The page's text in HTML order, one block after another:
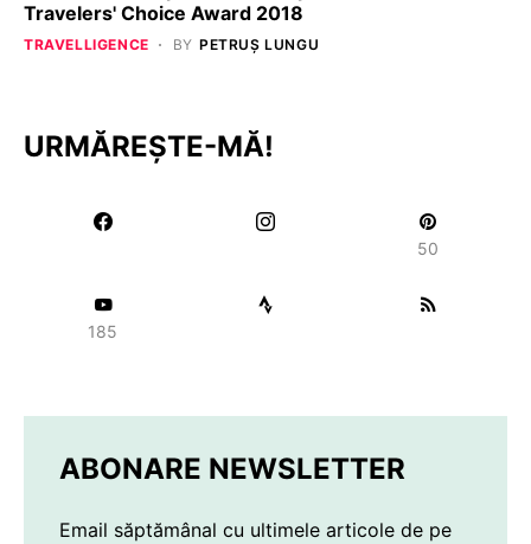
Travelers' Choice Award 2018
TRAVELLIGENCE BY PETRUȘ LUNGU
URMĂREȘTE-MĂ!
50
185
ABONARE NEWSLETTER
Email săptămânal cu ultimele articole de pe